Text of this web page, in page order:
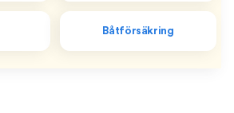
Båtförsäkring